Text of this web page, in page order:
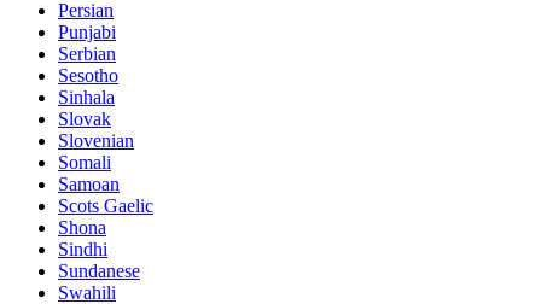
Persian
Punjabi
Serbian
Sesotho
Sinhala
Slovak
Slovenian
Somali
Samoan
Scots Gaelic
Shona
Sindhi
Sundanese
Swahili